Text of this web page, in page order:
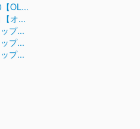
OL...
オ...
プ...
プ...
プ...